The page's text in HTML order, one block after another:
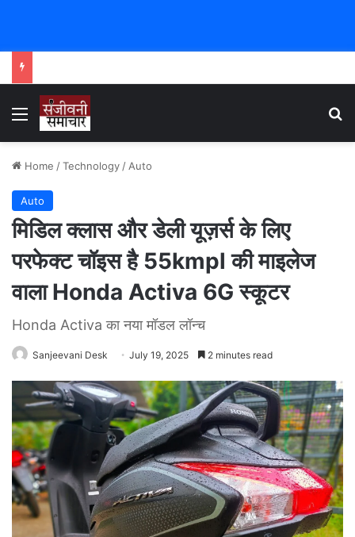
Menu
Home /Technology / Auto
Auto
मिडिल क्लास और डेली यूज़र्स के लिए
परफेक्ट चॉइस है 55kmpl की माइलेज
वाला Honda Activa 6G स्कूटर
Honda Activa का नया मॉडल लॉन्च
Sanjeevani Desk July 19, 2025 2 minutes read